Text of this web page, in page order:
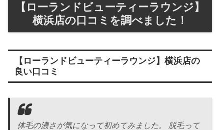
【ローランドビューティーラウンジ】
横浜店の口コミを調べました！
【ローランドビューティーラウンジ】横浜店の
良い口コミ
体毛の濃さが気になって初めてみました。 脱毛って